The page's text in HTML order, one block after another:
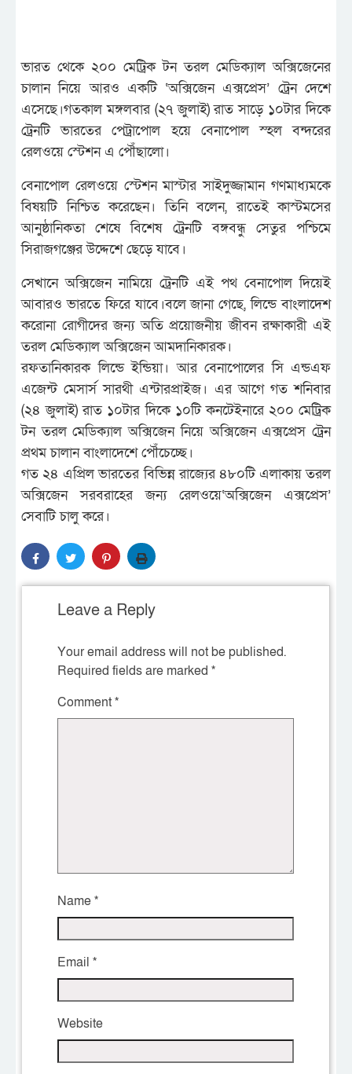
ভারত থেকে ২০০ মেট্রিক টন তরল মেডিক্যাল অক্সিজেনের
চালান নিয়ে আরও একটি ‘অক্সিজেন এক্সপ্রেস’ ট্রেন দেশে
এসেছে।গতকাল মঙ্গলবার (২৭ জুলাই) রাত সাড়ে ১০টার দিকে
ট্রেনটি ভারতের পেট্রাপোল হয়ে বেনাপোল স্হল বন্দরের
রেলওয়ে স্টেশন এ পৌঁছালো।
বেনাপোল রেলওয়ে স্টেশন মাস্টার সাইদুজ্জামান গণমাধ্যমকে
বিষয়টি নিশ্চিত করেছেন। তিনি বলেন, রাতেই কাস্টমসের
আনুষ্ঠানিকতা শেষে বিশেষ ট্রেনটি বঙ্গবন্ধু সেতুর পশ্চিমে
সিরাজগঞ্জের উদ্দেশে ছেড়ে যাবে।
সেখানে অক্সিজেন নামিয়ে ট্রেনটি এই পথ বেনাপোল দিয়েই
আবারও ভারতে ফিরে যাবে।বলে জানা গেছে, লিন্ডে বাংলাদেশ
করোনা রোগীদের জন্য অতি প্রয়োজনীয় জীবন রক্ষাকারী এই
তরল মেডিক্যাল অক্সিজেন আমদানিকারক।
রফতানিকারক লিন্ডে ইন্ডিয়া। আর বেনাপোলের সি এন্ডএফ
এজেন্ট মেসার্স সারথী এন্টারপ্রাইজ। এর আগে গত শনিবার
(২৪ জুলাই) রাত ১০টার দিকে ১০টি কনটেইনারে ২০০ মেট্রিক
টন তরল মেডিক্যাল অক্সিজেন নিয়ে অক্সিজেন এক্সপ্রেস ট্রেন
প্রথম চালান বাংলাদেশে পৌঁচেচ্ছে।
গত ২৪ এপ্রিল ভারতের বিভিন্ন রাজ্যের ৪৮০টি এলাকায় তরল
অক্সিজেন সরবরাহের জন্য রেলওয়ে‘অক্সিজেন এক্সপ্রেস’
সেবাটি চালু করে।
Leave a Reply
Your email address will not be published.
Required fields are marked *
Comment*
Name*
Email *
Website